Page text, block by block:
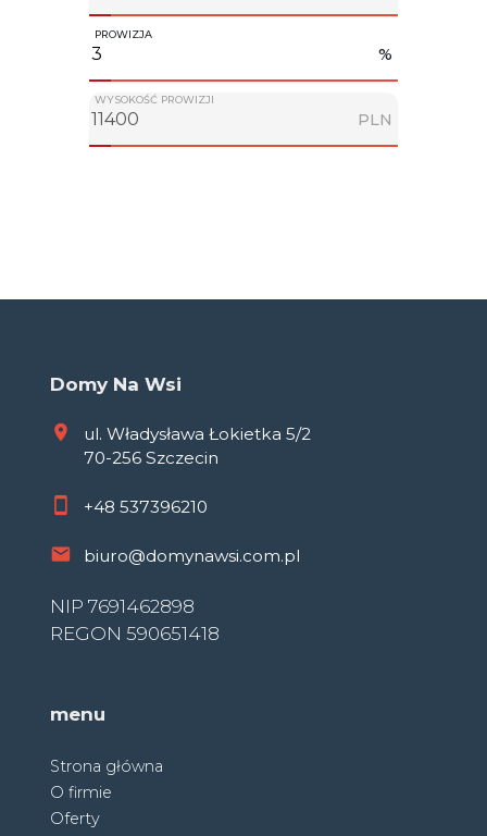
PROWIZJA
%
WYSOKOŚĆ PROWIZJI
PLN
Domy Na Wsi
ul. Władysława Łokietka 5/2
70-256 Szczecin
+48 537396210
biuro@domynawsi.com.pl
NIP 7691462898
REGON 590651418
menu
Strona główna
O firmie
Oferty